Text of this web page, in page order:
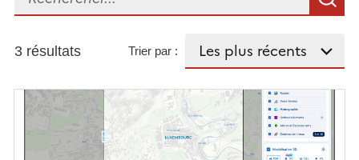
3 résultats Trier par :